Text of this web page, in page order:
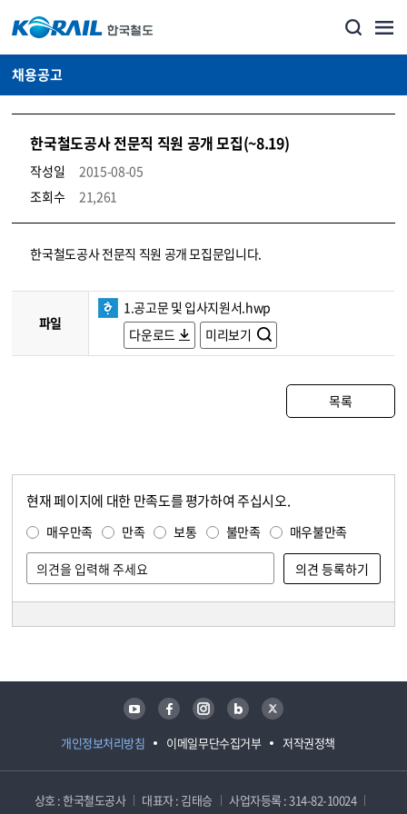
채용공고
한국철도공사 전문직 직원 공개 모집(~8.19)
작성일
2015-08-05
조회수
21,261
코레일소개_경영공시_채용공고 상세보기 – 내용, 파일, 담당자 연락처로 구성
한국철도공사 전문직 직원 공개 모집문입니다.
파일
1.공고문 및 입사지원서.hwp
다운로드
미리보기
목록
현재 페이지에 대한 만족도를 평가하여 주십시오.
매우만족 만족 보통 불만족 매우불만족
개인정보처리방침 이메일무단수집거부 저작권정책
유튜브 페이스북 인스타그램 블로그 트위터
상호 : 한국철도공사 대표자 : 김태승
사업자등록 : 314-82-10024